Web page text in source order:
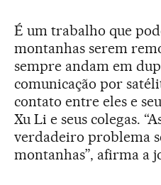
É um trabalho que
montanhas serem
sempre andam em
comunicação por
contato entre eles e
Xu Li e seus colegas.
verdadeiro problema
montanhas”, afirma a